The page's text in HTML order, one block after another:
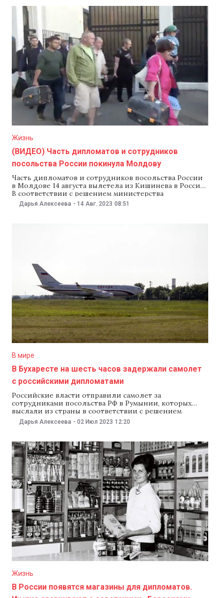
накормить пенсионеров. NM разбирался, являются ли
такие компенсации чем-то особенным, какую нагрузку
понесет бюджет, и
Жизнь
(ВИДЕО) Часть дипломатов и сотрудников
посольства России покинула Молдову
Часть дипломатов и сотрудников посольства России
в Молдове 14 августа вылетела из Кишинева в Россию.
В соответствии с решением министерства
иностранных дел и европейской интеграции
(МИДЕИ), российское диппредставительство в
Дарья Алексеева - 14 Авг. 2023 08:51
В мире
В Бухаресте на шесть часов задержали самолет
с российскими дипломатами
Российские власти отправили самолет за
сотрудниками посольства РФ в Румынии, которых
выслали из страны в соответствии с решением
румынских властей сократить на 40 человек штат
российской дипмиссии. Как сообщают румынские
Бухареста в Москву, но его задержали на шесть часов
из-за дополнительной
Дарья Алексеева - 02 Июл 2023 12:20
Жизнь
В России появятся магазины для дипломатов.